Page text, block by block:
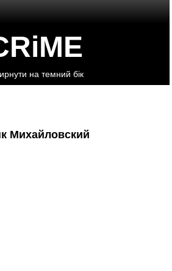
на темний бік
Михайловский